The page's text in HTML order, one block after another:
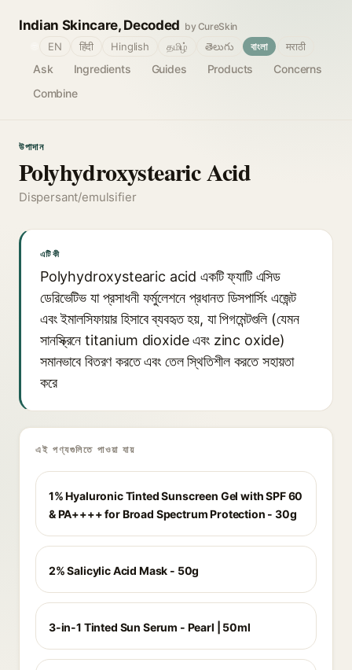
Indian Skincare, Decoded by CureSkin
Ask Ingredients Guides Products
Concerns
Combine
EN हिंदी Hinglish தமிழ் తెలుగు বাংলা मराठी
উপাদান
Polyhydroxystearic Acid
Dispersant/emulsifier
এটি কী
Polyhydroxystearic acid একটি ফ্যাটি এসিড
ডেরিভেটিভ যা প্রসাধনী ফর্মুলেশনে প্রধানত ডিসপার্সিং এজেন্ট
এবং ইমালসিফায়ার হিসাবে ব্যবহৃত হয়, যা পিগমেন্টগুলি (যেমন
সানস্ক্রিনে titanium dioxide এবং zinc oxide)
সমানভাবে বিতরণ করতে এবং তেল স্থিতিশীল করতে সহায়তা
করে
এই পণ্যগুলিতে পাওয়া যায়
1% Hyaluronic Tinted Sunscreen Gel with SPF 60
& PA++++ for Broad Spectrum Protection - 30g
2% Salicylic Acid Mask - 50g
3-in-1 Tinted Sun Serum - Pearl | 50ml